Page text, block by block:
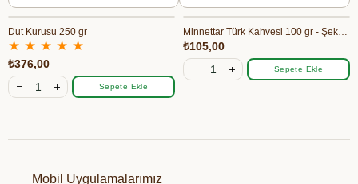
Dut Kurusu 250 gr
★ ★ ★ ★ ★
₺376,00
Sepete Ekle
Minnettar Türk Kahvesi 100 gr - Şekeroğlu
₺105,00
Sepete Ekle
Mobil Uygulamalarımız